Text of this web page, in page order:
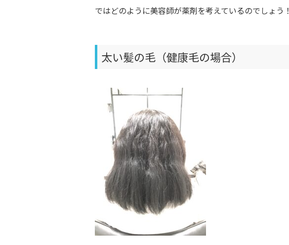
ではどのように美容師が薬剤を考えているのでしょう！
太い髪の毛（健康毛の場合）